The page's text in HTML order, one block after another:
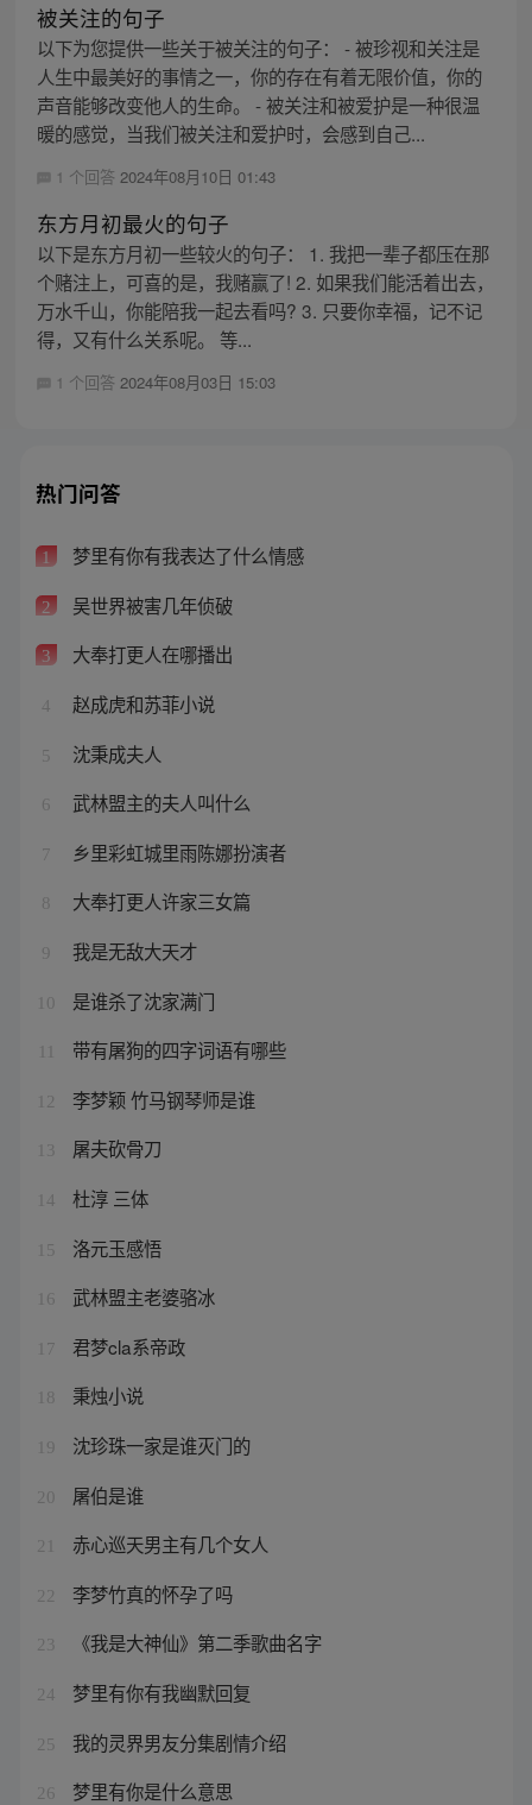
被关注的句子
以下为您提供一些关于被关注的句子： - 被珍视和关注是
人生中最美好的事情之一，你的存在有着无限价值，你的
声音能够改变他人的生命。 - 被关注和被爱护是一种很温
暖的感觉，当我们被关注和爱护时，会感到自己...
1 个回答 2024年08月10日 01:43
东方月初最火的句子
以下是东方月初一些较火的句子： 1. 我把一辈子都压在那
个赌注上，可喜的是，我赌赢了! 2. 如果我们能活着出去，
万水千山，你能陪我一起去看吗? 3. 只要你幸福，记不记
得，又有什么关系呢。 等...
1 个回答 2024年08月03日 15:03
热门问答
1 梦里有你有我表达了什么情感
2 吴世界被害几年侦破
3 大奉打更人在哪播出
4 赵成虎和苏菲小说
5 沈秉成夫人
6 武林盟主的夫人叫什么
7 乡里彩虹城里雨陈娜扮演者
8 大奉打更人许家三女篇
9 我是无敌大天才
10 是谁杀了沈家满门
带有屠狗的四字词语有哪些
12 李梦颖 竹马钢琴师是谁
13 屠夫砍骨刀
14 杜淳 三体
15 洛元玉感悟
16 武林盟主老婆骆冰
17 君梦cla系帝政
18 秉烛小说
19 沈珍珠一家是谁灭门的
20 屠伯是谁
21 赤心巡天男主有几个女人
22 李梦竹真的怀孕了吗
23 《我是大神仙》第二季歌曲名字
24 梦里有你有我幽默回复
25 我的灵界男友分集剧情介绍
26 梦里有你是什么意思